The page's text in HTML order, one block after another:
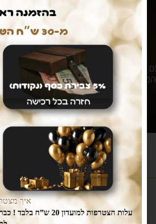
עושים לכם חיים קלים
המשלוחים עלינו
עם dogstar אין צורך לצאת מהבית.
המשלוח יגיע אליכם עד הבית ללא
עלות נוספת.